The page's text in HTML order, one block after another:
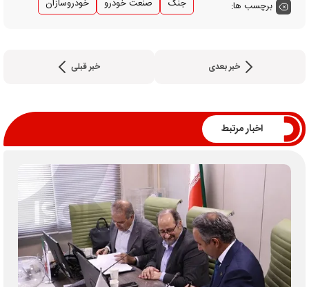
برچسب ها: جنگ صنعت خودرو خودروسازان
خبر بعدی خبر قبلی
اخبار مرتبط